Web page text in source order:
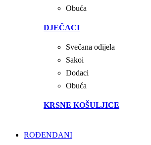
Obuća
DJEČACI
Svečana odijela
Sakoi
Dodaci
Obuća
KRSNE KOŠULJICE
ROĐENDANI